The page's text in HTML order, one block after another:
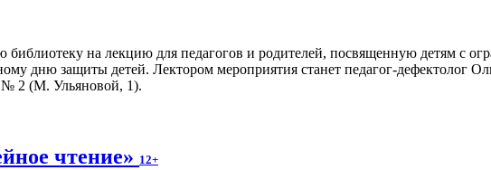
на лекцию для педагогов и родителей, посвященную детям с
дню защиты детей. Лектором мероприятия станет педагог-дефектолог
№ 2 (М. Ульяновой, 1).
чтение» 12+